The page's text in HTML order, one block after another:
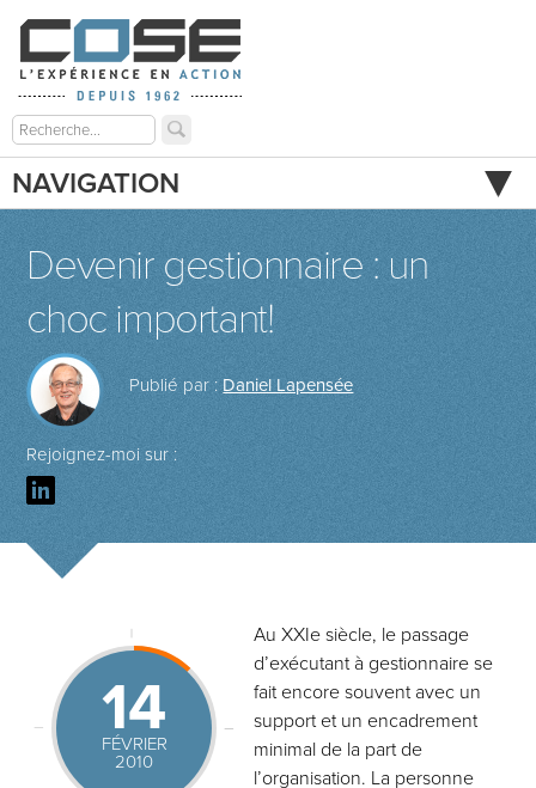
NAVIGATION
Devenir gestionnaire : un
choc important!
Publié par :Daniel Lapensée
Rejoignez-moi sur :
14
FÉVRIER
2010
Au XXIe siècle, le passage
d’exécutant à gestionnaire se
fait encore souvent avec un
support et un encadrement
minimal de la part de
l’organisation. La personne